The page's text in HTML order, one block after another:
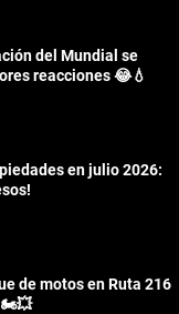
del Mundial se
reacciones 😂💧
en julio 2026:
de motos en Ruta 216
🏍️💥